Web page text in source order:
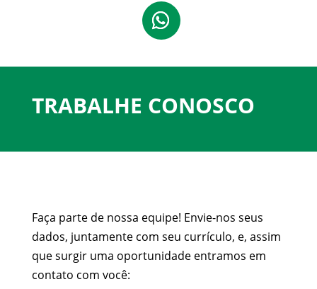
TRABALHE CONOSCO
Faça parte de nossa equipe! Envie-nos seus
dados, juntamente com seu currículo, e, assim
que surgir uma oportunidade entramos em
contato com você: